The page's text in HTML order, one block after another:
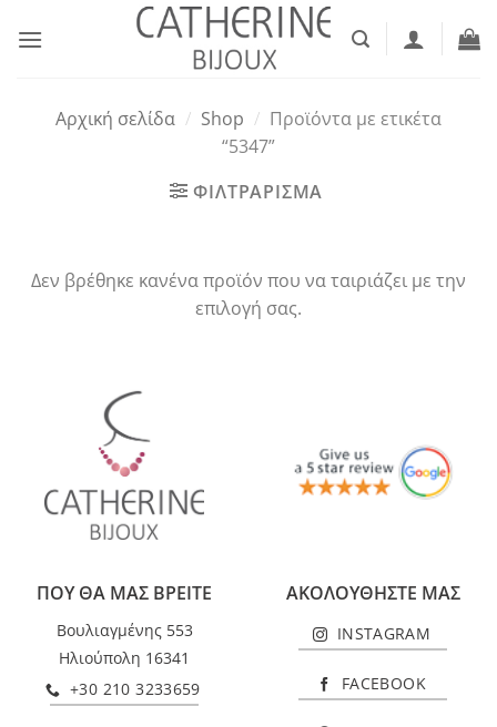
στο
Αρχική σελίδα / Shop / Προϊόντα με ετικέτα
“5347”
ΦΙΛΤΡΑΡΙΣΜΑ
Δεν βρέθηκε κανένα προϊόν που να ταιριάζει με την
επιλογή σας.
ΠΟΥ ΘΑ ΜΑΣ ΒΡΕΙΤΕ
Βουλιαγμένης 553
Ηλιούπολη 16341
+30 210 3233659
ΑΚΟΛΟΥΘΗΣΤΕ ΜΑΣ
INSTAGRAM
FACEBOOK